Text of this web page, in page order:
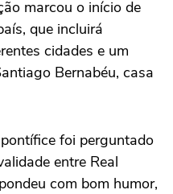
marcou o início de
que incluirá
cidades e um
Bernabéu, casa
foi perguntado
entre Real
com bom humor,